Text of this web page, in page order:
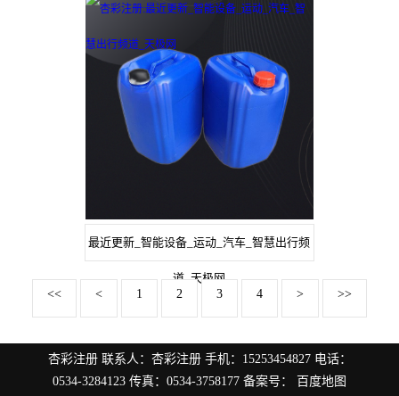
最近更新_智能设备_运动_汽车_智慧出行频
道_天极网
<<
< 1 2 3 4 > >>
杏彩注册联系人： 杏彩注册手机： 15253454827电话：
0534-3284123 传真： 0534-3758177 备案号： 百度地图